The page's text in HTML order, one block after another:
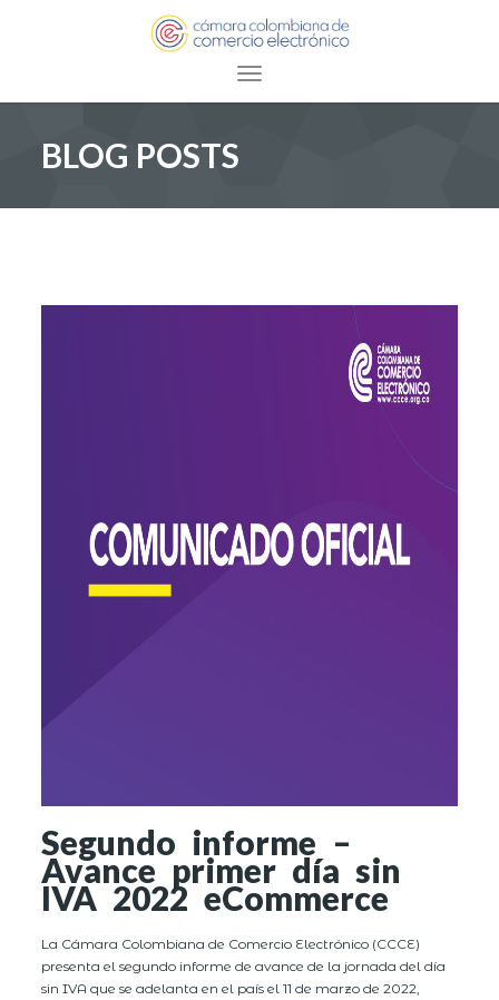
Toggle navigation
BLOG POSTS
Segundo informe –
Avance primer día sin
IVA 2022 eCommerce
La Cámara Colombiana de Comercio Electrónico (CCCE)
presenta el segundo informe de avance de la jornada del día
sin IVA que se adelanta en el país el 11 de marzo de 2022,